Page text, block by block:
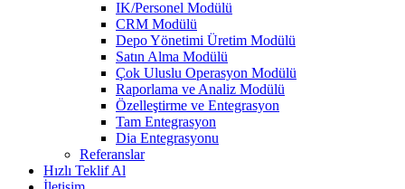
IK/Personel Modülü
CRM Modülü
Depo Yönetimi Üretim Modülü
Satın Alma Modülü
Çok Uluslu Operasyon Modülü
Raporlama ve Analiz Modülü
Özelleştirme ve Entegrasyon
Tam Entegrasyon
Dia Entegrasyonu
Referanslar
Hızlı Teklif Al